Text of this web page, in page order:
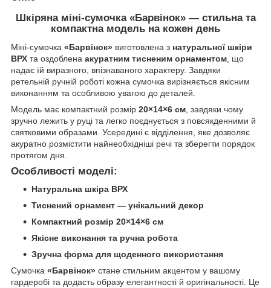
Шкіряна міні-сумочка «Барвінок» — стильна та
компактна модель на кожен день
Міні-сумочка «Барвінок» виготовлена з натуральної шкіри
ВРХ та оздоблена акуратним тисненим орнаментом , що
надає їй виразного, впізнаваного характеру. Завдяки
ретельній ручній роботі кожна сумочка вирізняється якісним
виконанням та особливою увагою до деталей.
Модель має компактний розмір 20×14×6 см , завдяки чому
зручно лежить у руці та легко поєднується з повсякденними й
святковими образами. Усередині є відділення, яке дозволяє
акуратно розмістити найнеобхідніші речі та зберегти порядок
протягом дня.
Особливості моделі:
Натуральна шкіра ВРХ
Тиснений орнамент — унікальний декор
Компактний розмір 20×14×6 см
Якісне виконання та ручна робота
Зручна форма для щоденного використання
Сумочка «Барвінок» стане стильним акцентом у вашому
гардеробі та додасть образу елегантності й оригінальності. Це